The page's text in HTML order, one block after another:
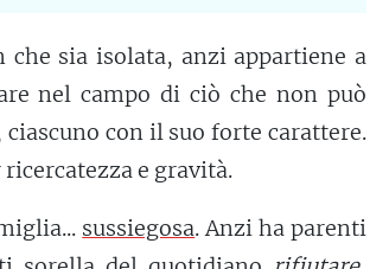
sia isolata, anzi appartiene a
nel campo di ciò che non può
con il suo forte carattere.
e gravità.
sussiegosa. Anzi ha parenti